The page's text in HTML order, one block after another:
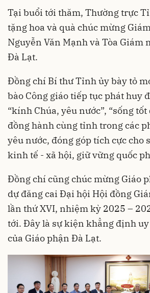
Tại buổi tới thăm, Thường trực
tặng hoa và quà chúc mừng
Nguyễn Văn Mạnh và Tòa Giám
Đà Lạt.
Đồng chí Bí thư Tỉnh ủy bày tỏ
bào Công giáo tiếp tục phát huy
“kính Chúa, yêu nước”, “sống tốt
đồng hành cùng tỉnh trong các
yêu nước, đóng góp tích cực cho
kinh tế - xã hội, giữ vững quốc
Đồng chí cũng chúc mừng Giáo
dự đăng cai Đại hội Hội đồng
lần thứ XVI, nhiệm kỳ 2025 –
tới. Đây là sự kiện khẳng định
của Giáo phận Đà Lạt.